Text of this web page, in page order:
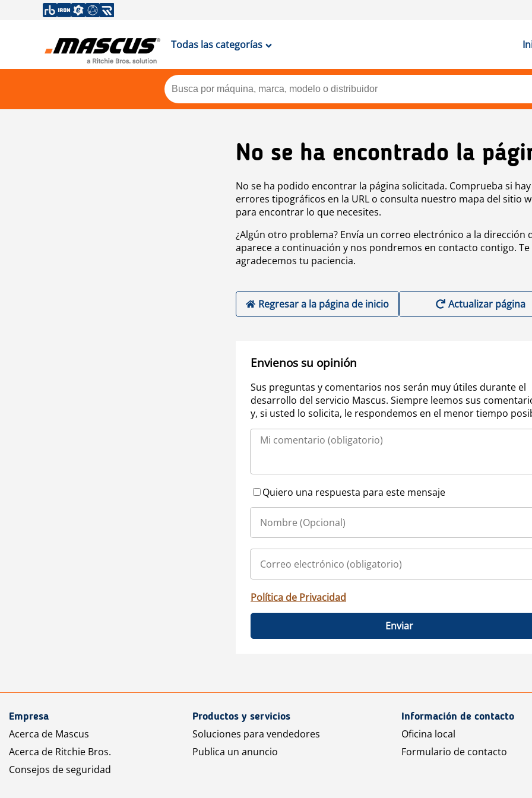
Todas las categorías
No se ha encontrado la
No se ha podido encontrar la página solicitada. Comprueba si hay
errores tipográficos en la URL o consulta nuestro mapa del sitio
para encontrar lo que necesites.
¿Algún otro problema? Envía un correo electrónico a la dirección
aparece a continuación y nos pondremos en contacto contigo. Te
agradecemos tu paciencia.
Regresar a la página de inicio Actualizar página
Envienos su opinión
Sus preguntas y comentarios nos serán muy útiles durante el
desarrollo del servicio Mascus. Siempre leemos sus
y, si usted lo solicita, le respondemos en el menor tiempo
Quiero una respuesta para este mensaje
Política de Privacidad
Enviar
Empresa
Acerca de Mascus
Acerca de Ritchie Bros.
Consejos de seguridad
Productos y servicios
Soluciones para vendedores
Publica un anuncio
Información de contacto
Oficina local
Formulario de contacto